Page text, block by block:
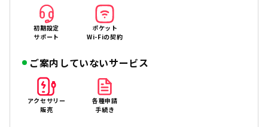
初期設定
サポート
ポケット
Wi-Fiの契約
ご案内していないサービス
アクセサリー
販売
各種申請
手続き